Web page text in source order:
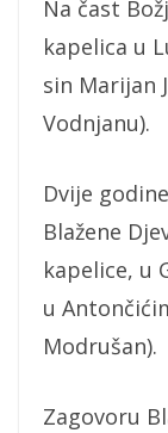
Na čast
kapelica u
sin Marijan
Vodnjanu).
Dvije
Blažene
kapelice, u
u
Modrušan).
Zagovoru